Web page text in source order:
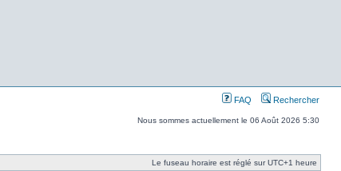
FAQ Rechercher
Nous sommes actuellement le 06 Août 2026 5:30
Le fuseau horaire est réglé sur UTC+1 heure